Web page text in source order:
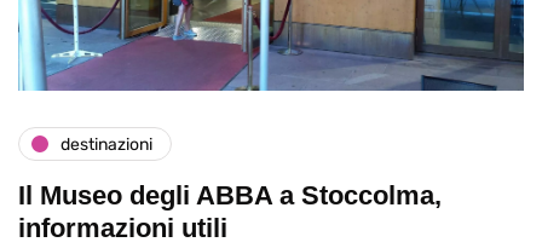
destinazioni
Il Museo degli ABBA a Stoccolma,
informazioni utili